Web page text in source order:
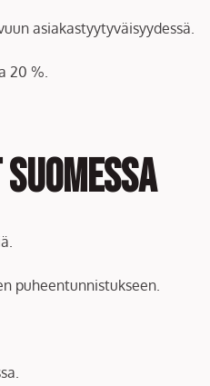
asiakastyytyväisyydessä.
20 %.
puheentunnistukseen.